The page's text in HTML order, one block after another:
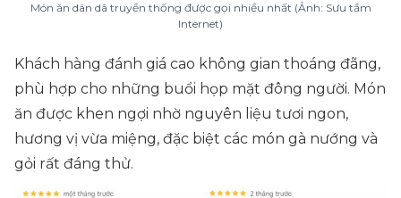
Món ăn dân dã truyền thống được gọi nhiều nhất (Ảnh: Sưu tầm
Internet)
Khách hàng đánh giá cao không gian thoáng đãng,
phù hợp cho những buổi họp mặt đông người. Món
ăn được khen ngợi nhờ nguyên liệu tươi ngon,
hương vị vừa miệng, đặc biệt các món gà nướng và
gỏi rất đáng thử.